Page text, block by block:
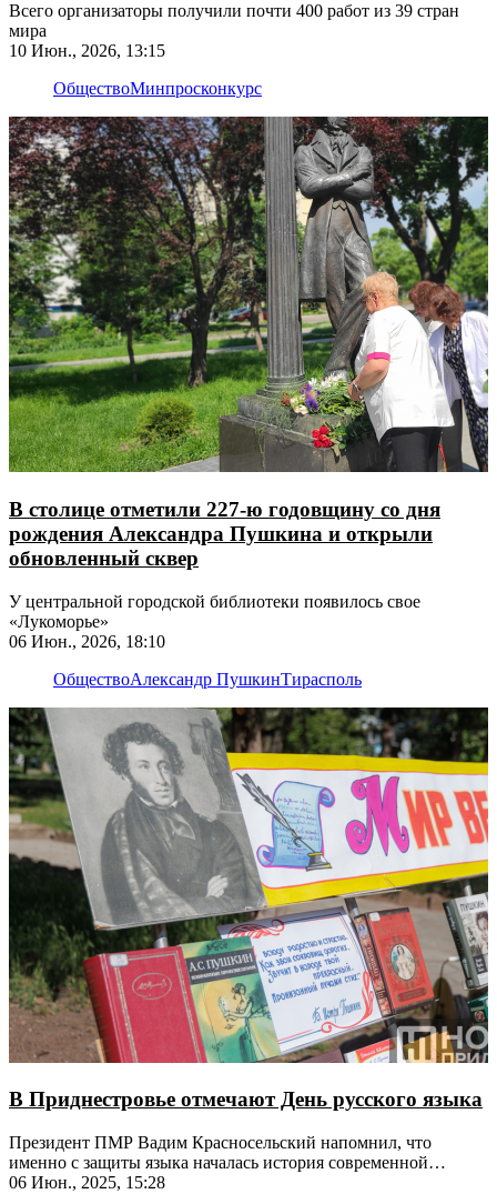
Всего организаторы получили почти 400 работ из 39 стран
мира
10 Июн., 2026, 13:15
ОбществоМинпросконкурс
В столице отметили 227-ю годовщину со дня
рождения Александра Пушкина и открыли
обновленный сквер
У центральной городской библиотеки появилось свое
«Лукоморье»
06 Июн., 2026, 18:10
ОбществоАлександр ПушкинТирасполь
В Приднестровье отмечают День русского языка
Президент ПМР Вадим Красносельский напомнил, что
именно с защиты языка началась история современной
приднестровской государственности
06 Июн., 2025, 15:28